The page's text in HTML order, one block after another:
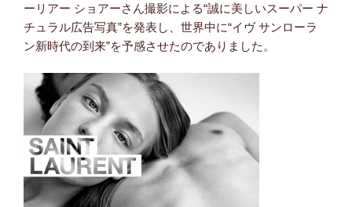
ーリアー ショアーさん撮影による“誠に美しいスーパー ナ
チュラル広告写真”を発表し、世界中に“イヴ サンローラ
ン新時代の到来”を予感させたのでありました。